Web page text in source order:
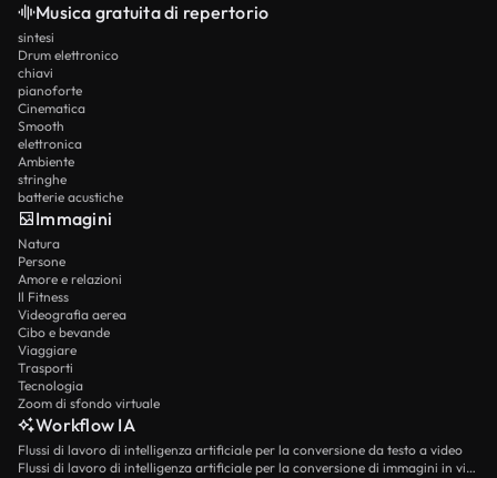
Musica gratuita di repertorio
sintesi
Drum elettronico
chiavi
pianoforte
Cinematica
Smooth
elettronica
Ambiente
stringhe
batterie acustiche
Immagini
Natura
Persone
Amore e relazioni
Il Fitness
Videografia aerea
Cibo e bevande
Viaggiare
Trasporti
Tecnologia
Zoom di sfondo virtuale
Workflow IA
Flussi di lavoro di intelligenza artificiale per la conversione da testo a video
Flussi di lavoro di intelligenza artificiale per la conversione di immagini in video